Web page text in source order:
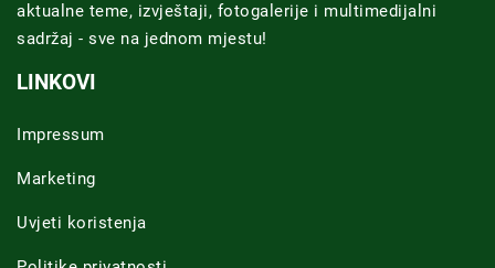
aktualne teme, izvještaji, fotogalerije i multimedijalni
sadržaj - sve na jednom mjestu!
LINKOVI
Impressum
Marketing
Uvjeti koristenja